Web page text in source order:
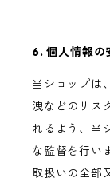
6. 個人情報の
当ショップは
洩などのリス
れるよう、当
な監督を行い
取扱いの全部